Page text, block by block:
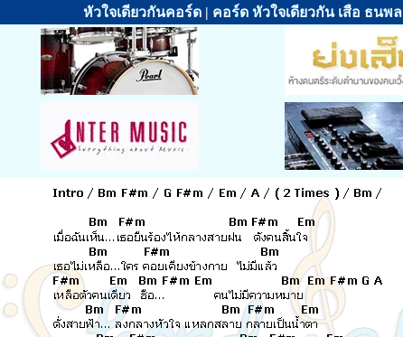
หัวใจเดียวกันคอร์ด | คอร์ด หัวใจเดียวกัน เสือ ธนพล